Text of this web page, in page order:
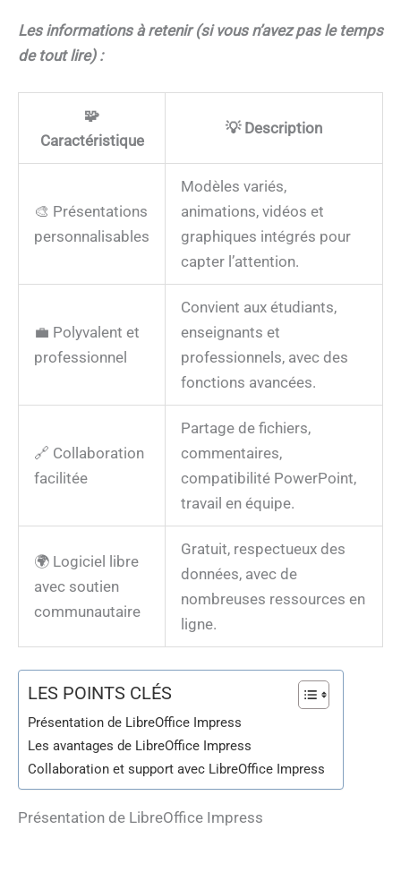
Les informations à retenir (si vous n’avez pas le temps
de tout lire) :
🧩
Caractéristique
💡 Description
🎨 Présentations
personnalisables
Modèles variés,
animations, vidéos et
graphiques intégrés pour
capter l’attention.
💼 Polyvalent et
professionnel
Convient aux étudiants,
enseignants et
professionnels, avec des
fonctions avancées.
🔗 Collaboration
facilitée
Partage de fichiers,
commentaires,
compatibilité PowerPoint,
travail en équipe.
🌍 Logiciel libre
avec soutien
communautaire
Gratuit, respectueux des
données, avec de
nombreuses ressources en
ligne.
LES POINTS CLÉS
Présentation de LibreOffice Impress
Les avantages de LibreOffice Impress
Collaboration et support avec LibreOffice Impress
Présentation de LibreOffice Impress